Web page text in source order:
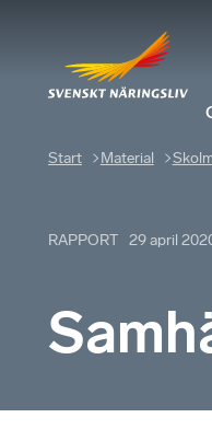
Start Material
RAPPORT 29 april